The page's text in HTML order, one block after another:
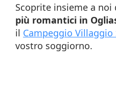
Scoprite insieme a
più romantici in
il Campeggio Villaggio
vostro soggiorno.